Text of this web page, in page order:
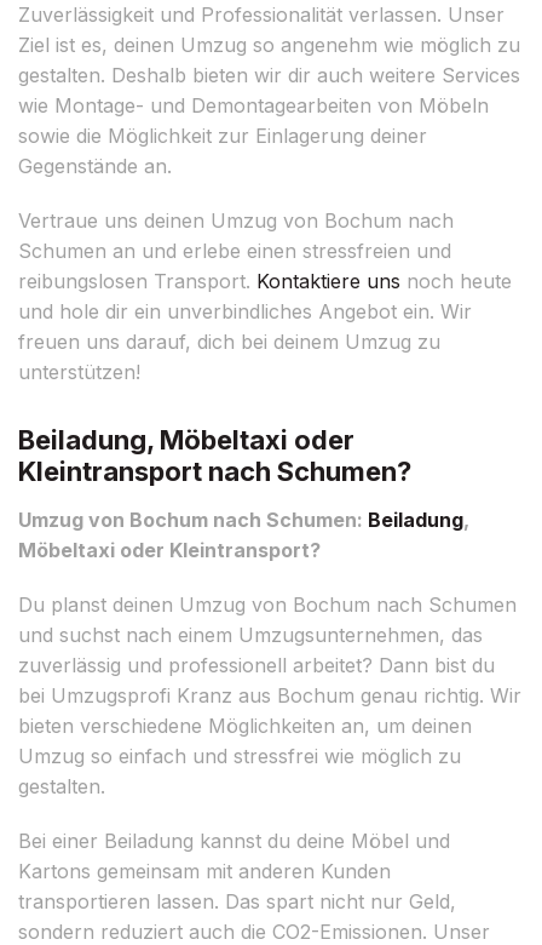
Zuverlässigkeit und Professionalität verlassen. Unser
Ziel ist es, deinen Umzug so angenehm wie möglich zu
gestalten. Deshalb bieten wir dir auch weitere Services
wie Montage- und Demontagearbeiten von Möbeln
sowie die Möglichkeit zur Einlagerung deiner
Gegenstände an.
Vertraue uns deinen Umzug von Bochum nach
Schumen an und erlebe einen stressfreien und
reibungslosen Transport. Kontaktiere uns noch heute
und hole dir ein unverbindliches Angebot ein. Wir
freuen uns darauf, dich bei deinem Umzug zu
unterstützen!
Beiladung, Möbeltaxi oder
Kleintransport nach Schumen?
Umzug von Bochum nach Schumen: Beiladung,
Möbeltaxi oder Kleintransport?
Du planst deinen Umzug von Bochum nach Schumen
und suchst nach einem Umzugsunternehmen, das
zuverlässig und professionell arbeitet? Dann bist du
bei Umzugsprofi Kranz aus Bochum genau richtig. Wir
bieten verschiedene Möglichkeiten an, um deinen
Umzug so einfach und stressfrei wie möglich zu
gestalten.
Bei einer Beiladung kannst du deine Möbel und
Kartons gemeinsam mit anderen Kunden
transportieren lassen. Das spart nicht nur Geld,
sondern reduziert auch die CO2-Emissionen. Unser